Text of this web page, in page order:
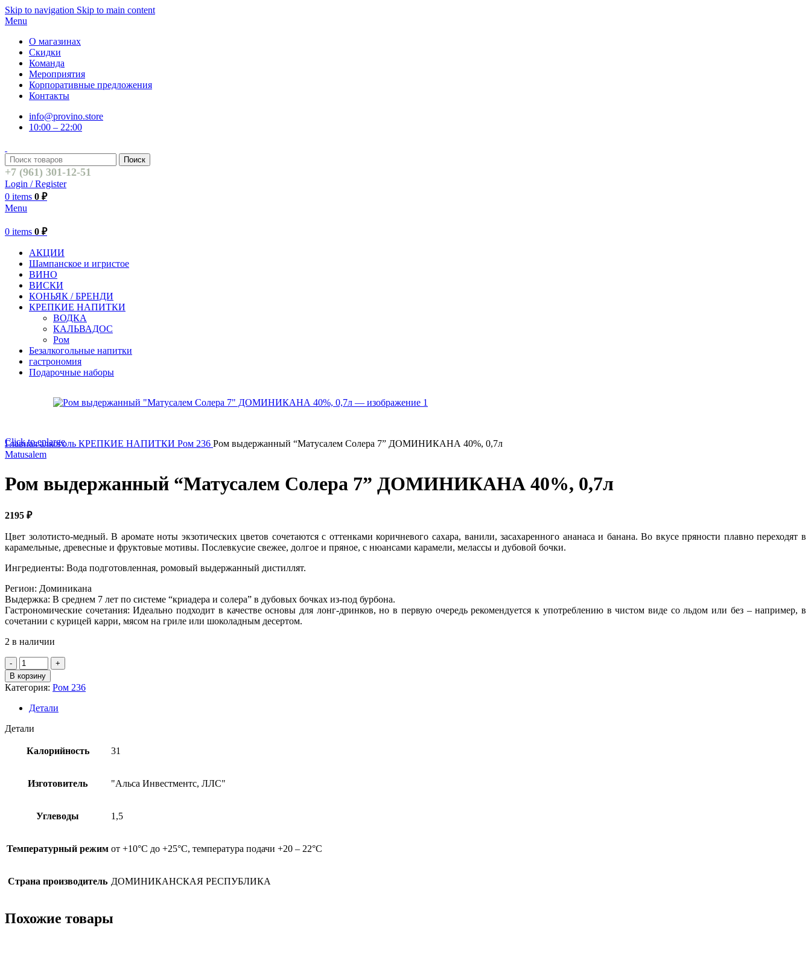
Skip to navigation Skip to main content
Menu
О магазинах
Скидки
Команда
Мероприятия
Корпоративные предложения
Контакты
info@provino.store
10:00 – 22:00
Поиск
+7 (961) 301-12-51
Login / Register
0 items 0 ₽
Menu
0 items 0 ₽
АКЦИИ
Шампанское и игристое
ВИНО
ВИСКИ
КОНЬЯК / БРЕНДИ
КРЕПКИЕ НАПИТКИ
ВОДКА
КАЛЬВАДОС
Ром
Безалкогольные напитки
гастрономия
Подарочные наборы
Click to enlarge
Главнаяалкоголь КРЕПКИЕ НАПИТКИ Ром 236 Ром выдержанный “Матусалем Солера 7” ДОМИНИКАНА 40%, 0,7л
Matusalem
Ром выдержанный “Матусалем Солера 7” ДОМИНИКАНА 40%, 0,7л
2195 ₽
Цвет золотисто-медный. В аромате ноты экзотических цветов сочетаются с оттенками коричневого сахара, ванили, засахаренного ананаса и банана. Во вкусе пряности плавно переходят в
карамельные, древесные и фруктовые мотивы. Послевкусие свежее, долгое и пряное, с нюансами карамели, мелассы и дубовой бочки.
Ингредиенты: Вода подготовленная, ромовый выдержанный дистиллят.
Регион: Доминикана
Выдержка: В среднем 7 лет по системе “криадера и солера” в дубовых бочках из-под бурбона.
Гастрономические сочетания: Идеально подходит в качестве основы для лонг-дринков, но в первую очередь рекомендуется к употреблению в чистом виде со льдом или без – например, в
сочетании с курицей карри, мясом на гриле или шоколадным десертом.
2 в наличии
Количество
товара
Ром
выдержанный
"Матусалем
Солера
7"
40%,
В корзину
Категория: Ром 236
Детали
Детали
Калорийность 31
Изготовитель "Альса Инвестментс, ЛЛС"
Углеводы 1,5
Температурный режим от +10°С до +25°С, температура подачи +20 – 22°С
Страна производитель ДОМИНИКАНСКАЯ РЕСПУБЛИКА
Похожие товары